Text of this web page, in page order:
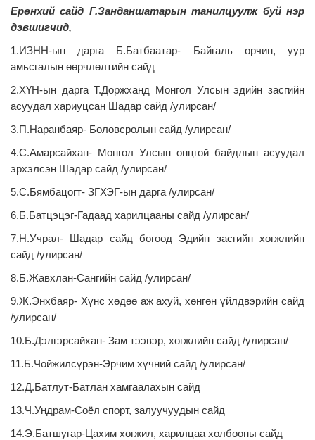
Ерөнхий сайд Г.Занданшатарын танилцуулж буй нэр
дэвшигчид,
1.ИЗНН-ын дарга Б.Батбаатар- Байгаль орчин, уур
амьсгалын өөрчлөлтийн сайд
2.ХҮН-ын дарга Т.Доржханд Монгол Улсын эдийн засгийн
асуудал хариуцсан Шадар сайд /улирсан/
3.П.Наранбаяр- Боловсролын сайд /улирсан/
4.С.Амарсайхан- Монгол Улсын онцгой байдлын асуудал
эрхэлсэн Шадар сайд /улирсан/
5.С.Бямбацогт- ЗГХЭГ-ын дарга /улирсан/
6.Б.Батцэцэг-Гадаад харилцааны сайд /улирсан/
7.Н.Учрал- Шадар сайд бөгөөд Эдийн засгийн хөгжлийн
сайд /улирсан/
8.Б.Жавхлан-Сангийн сайд /улирсан/
9.Ж.Энхбаяр- Хүнс хөдөө аж ахуй, хөнгөн үйлдвэрийн сайд
/улирсан/
10.Б.Дэлгэрсайхан- Зам тээвэр, хөгжлийн сайд /улирсан/
11.Б.Чойжилсүрэн-Эрчим хүчний сайд /улирсан/
12.Д.Батлут-Батлан хамгаалахын сайд
13.Ч.Ундрам-Соёл спорт, залуучуудын сайд
14.Э.Батшугар-Цахим хөгжил, харилцаа холбооны сайд